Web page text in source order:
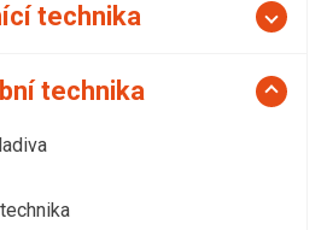
technika
technika